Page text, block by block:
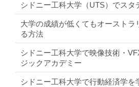
シドニー工科大学（UTS）でスタ
大学の成績が低くてもオーストラ
る方法
シドニー工科大学で映像技術・
ジックアカデミー
シドニー工科大学で行動経済学を